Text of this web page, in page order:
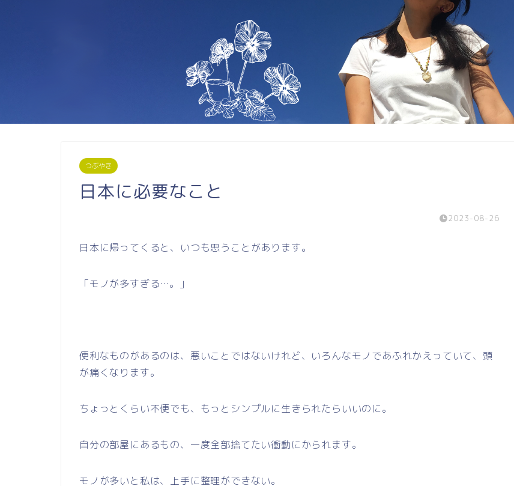
つぶやき
日本に必要なこと
2023-08-26
日本に帰ってくると、いつも思うことがあります。
「モノが多すぎる…。」
便利なものがあるのは、悪いことではないけれど、いろんなモノであふれかえっていて、頭
が痛くなります。
ちょっとくらい不便でも、もっとシンプルに生きられたらいいのに。
自分の部屋にあるもの、一度全部捨てたい衝動にかられます。
モノが多いと私は、上手に整理ができない。